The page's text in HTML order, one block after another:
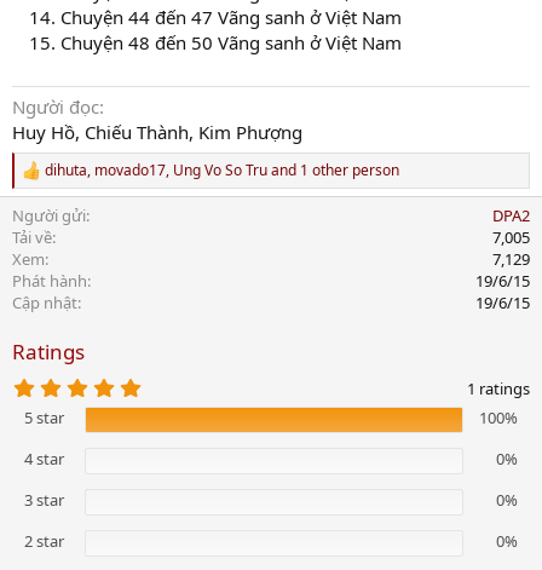
Chuyện 44 đến 47 Vãng sanh ở Việt Nam
Chuyện 48 đến 50 Vãng sanh ở Việt Nam
Người đọc
Huy Hồ, Chiếu Thành, Kim Phượng
R
e
a
c
t
i
o
n
:
dihuta, movado17, Ung Vo So Truand 1 other person
Người gửi
DPA2
Tải về
7,005
Xem
7,129
Phát hành
19/6/15
Cập nhật
19/6/15
Ratings
.
0
0
1 ratings
5 star
100%
4 star
0%
3 star
0%
2 star
0%